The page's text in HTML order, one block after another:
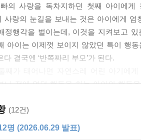
의 사랑을 독차지하던 첫째 아이에
사랑의 눈길을 보내는 것은 아이에게
정행각을 벌이는데, 이것을 지켜보고
아이는 이제껏 보이지 않았던 특이 행
다 결국엔 ‘반쪽짜리 부모’가 된다.
니 전에 없던 행동을 하는 아이의 행동
있음을 느끼게 해줘야 한다. 이때 첫째
(12건)
명 (2026.06.29 발표)